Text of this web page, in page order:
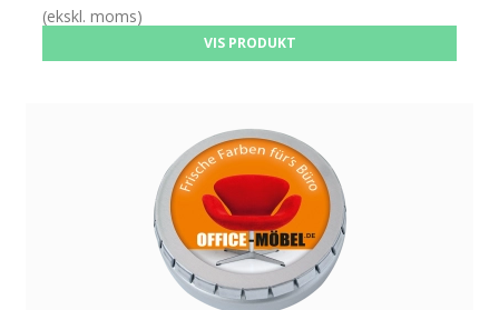
(ekskl. moms)
VIS PRODUKT